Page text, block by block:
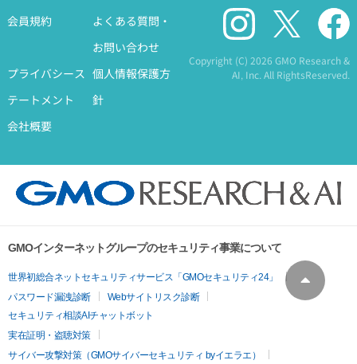
会員規約
よくある質問・
お問い合わせ
プライバシース
テートメント
個人情報保護方
針
会社概要
Copyright (C)2026 GMO Research &
AI, Inc. All RightsReserved.
GMOインターネットグループのセキュリティ事業について
世界初総合ネットセキュリティサービス「GMOセキュリティ24」
パスワード漏洩診断
Webサイトリスク診断
セキュリティ相談AIチャットボット
実在証明・盗聴対策
サイバー攻撃対策（GMOサイバーセキュリティ byイエラエ）